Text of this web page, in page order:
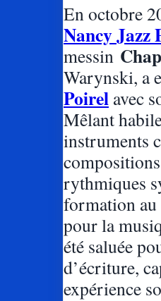
En octobre
Nancy Jazz
messin
Warynski, a
Poirel avec
Mêlant
instruments
rythmiques
formation au
pour la
été saluée
d’écriture,
expérience